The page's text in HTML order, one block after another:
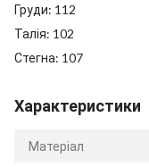
Груди: 112
Талія: 102
Стегна: 107
Характеристики
Матеріал